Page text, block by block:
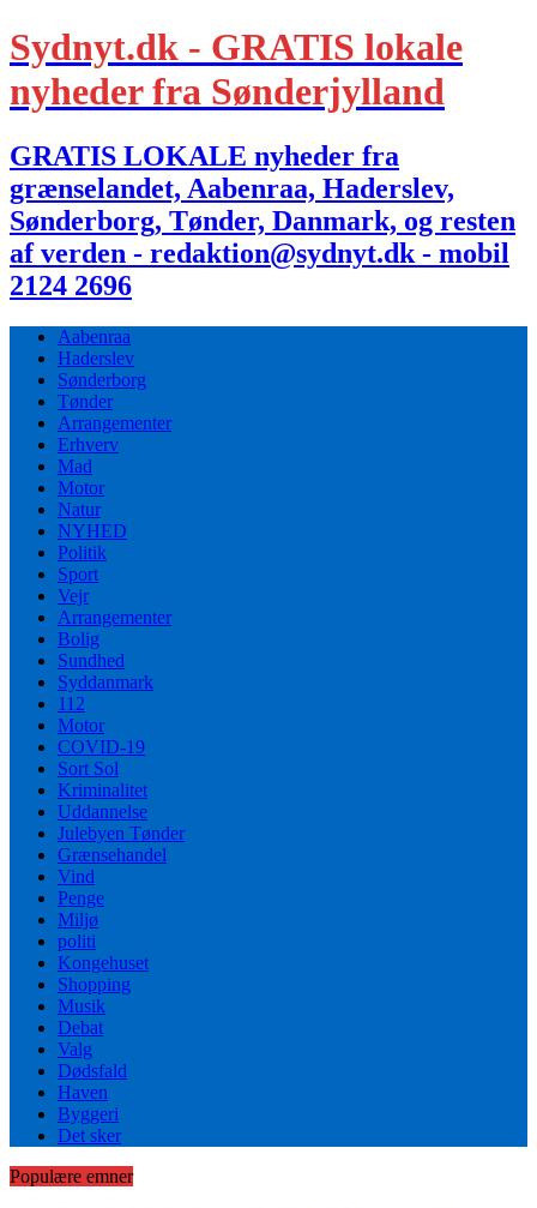
Sydnyt.dk - GRATIS lokale
nyheder fra Sønderjylland
GRATIS LOKALE nyheder fra
grænselandet, Aabenraa, Haderslev,
Sønderborg, Tønder, Danmark, og resten
af verden - redaktion@sydnyt.dk - mobil
2124 2696
Aabenraa
Haderslev
Sønderborg
Tønder
Arrangementer
Erhverv
Mad
Motor
Natur
NYHED
Politik
Sport
Vejr
Arrangementer
Bolig
Sundhed
Syddanmark
112
Motor
COVID-19
Sort Sol
Kriminalitet
Uddannelse
Julebyen Tønder
Grænsehandel
Vind
Penge
Miljø
politi
Kongehuset
Shopping
Musik
Debat
Valg
Dødsfald
Haven
Byggeri
Det sker
Populære emner